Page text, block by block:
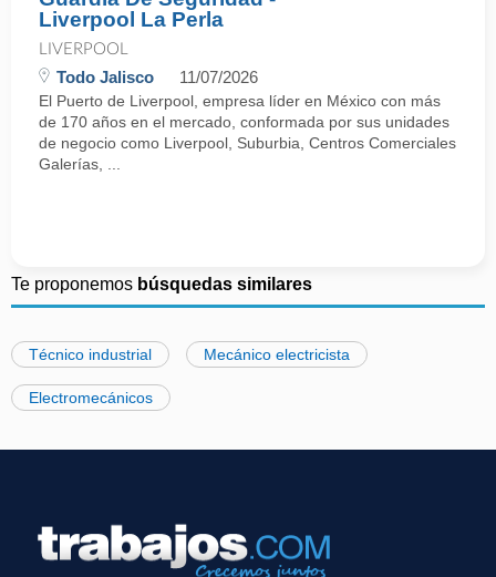
Liverpool La Perla
LIVERPOOL
Todo Jalisco 11/07/2026
El Puerto de Liverpool, empresa líder en México con más
de 170 años en el mercado, conformada por sus unidades
de negocio como Liverpool, Suburbia, Centros Comerciales
Galerías, ...
Te proponemos búsquedas similares
Técnico industrial Mecánico electricista
Electromecánicos